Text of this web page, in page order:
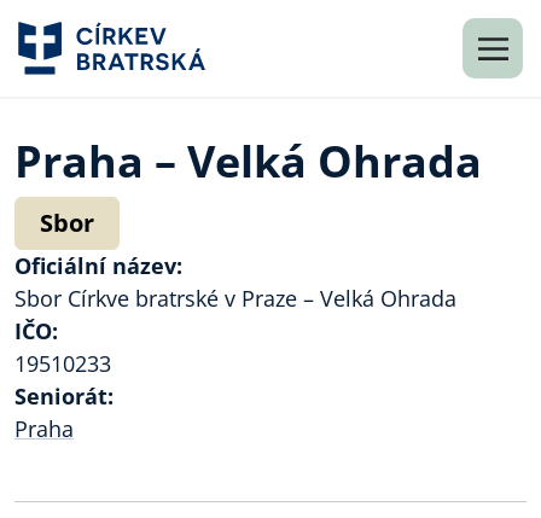
Praha – Velká Ohrada
Sbor
Oficiální název:
Sbor Církve bratrské v Praze – Velká Ohrada
IČO:
19510233
Seniorát:
Praha